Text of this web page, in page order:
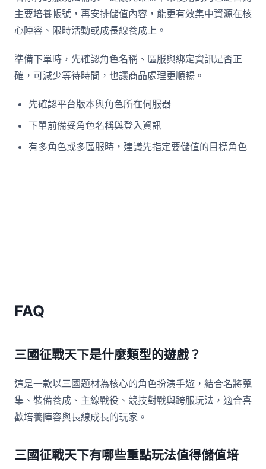
主要培養帳號，再安排儲值內容，能更有效集中資源在核
心陣容、限時活動或成長線養成上。
準備下單時，先確認角色名稱、區服與綁定資訊是否正
確，可減少等待時間，也讓商品處理更順暢。
先確認平台版本與角色所在伺服器
下單前備妥角色名稱與登入資訊
有多角色或多區服時，建議先指定要儲值的目標角色
FAQ
三國征戰天下是什麼類型的遊戲？
這是一款以三國題材為核心的角色扮演手遊，結合名將蒐
集、裝備養成、主線戰役、競技對戰與跨服玩法，適合喜
歡培養陣容與長線成長的玩家。
三國征戰天下有哪些重點玩法值得儲值培